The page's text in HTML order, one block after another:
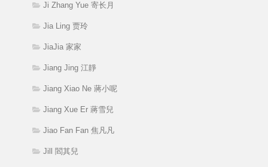
Ji Zhang Yue 寄长月
Jia Ling 贾玲
JiaJia 家家
Jiang Jing 江靜
Jiang Xiao Ne 蔣小呢
Jiang Xue Er 蔣雪兒
Jiao Fan Fan 焦凡凡
Jill 閻其兒